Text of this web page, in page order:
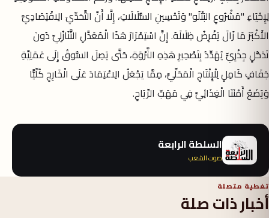
لِإِحْيَاءِ "مَشْرُوعِ البَتْلُو" وَتَحْسِينِ السُّلَالَاتِ، إِلَّا أَنَّ التَّحَدِّيَ الِاقْتِصَادِيَّ
الأَكْبَرَ مَا زَالَ يَفْرِضُ ظِلَالَهُ. إِنَّ اسْتِمْرَارَ هَذَا الْمُعَدَّلِ التَّنَازُلِيِّ دُونَ
تَدَخُّلٍ جِذْرِيٍّ يُهَدِّدُ بِتَصْحِيرِ هَذِهِ الثَّرْوَةِ، حَتَّى يَصِلَ السُّوقُ إِلَى عَمَلِيَّةِ
جَفَافٍ كَامِلٍ لِلْإِنْتَاجِ الْمَحَلِّيِّ، مِمَّا يَجْعَلُ الِاعْتِمَادَ عَلَى الْخَارِجِ كُلِّيًّا
وَيَضَعُ أَمْنَنَا الْغِذَائِيَّ فِي مَهَبِّ الرِّيَاحِ.
السلطة الرابعة
صوت الشعب
تغطية متصلة
أخبار ذات صلة